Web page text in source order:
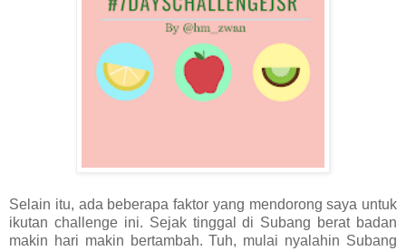
Selain itu, ada beberapa faktor yang mendorong saya untuk
ikutan challenge ini. Sejak tinggal di Subang berat badan
makin hari makin bertambah. Tuh, mulai nyalahin Subang